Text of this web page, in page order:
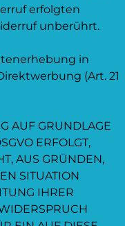
erfolgten
unberührt.
in
(Art. 21
AUF GRUNDLAGE
ERFOLGT,
AUS GRÜNDEN,
SITUATION
IHRER